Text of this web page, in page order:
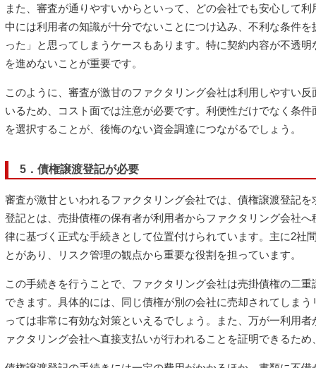
また、審査が通りやすいからといって、どの会社でも安心して
中には利用者の知識が十分でないことにつけ込み、不利な条件
った」と思ってしまうケースもあります。特に契約内容が不透
を進めないことが重要です。
このように、審査が激甘のファクタリング会社は利用しやすい
いるため、コスト面では注意が必要です。利便性だけでなく条
を選択することが、後悔のない資金調達につながるでしょう。
5．債権譲渡登記が必要
審査が激甘といわれるファクタリング会社では、債権譲渡登記
登記とは、売掛債権の保有者が利用者からファクタリング会社
律に基づく正式な手続きとして位置付けられています。主に2社
とがあり、リスク管理の観点から重要な役割を担っています。
この手続きを行うことで、ファクタリング会社は売掛債権の二
できます。具体的には、同じ債権が別の会社に売却されてしま
っては非常に有効な対策といえるでしょう。また、万が一利用
ァクタリング会社へ直接支払いが行われることを証明できるた